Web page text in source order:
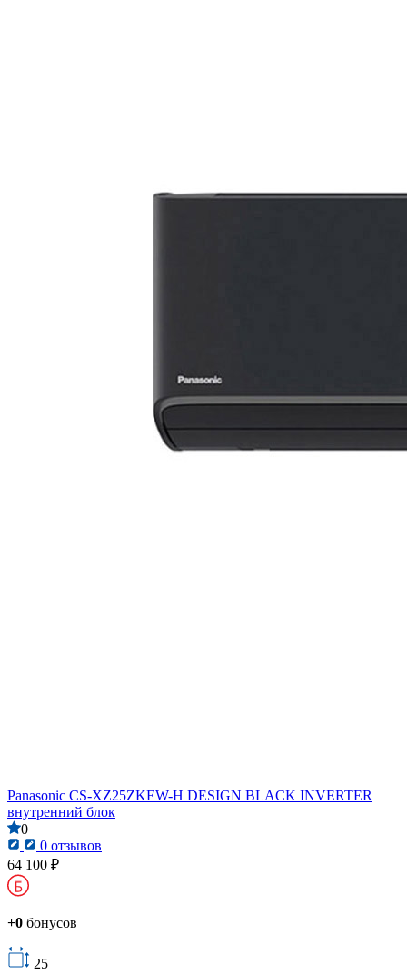
Panasonic CS-XZ25ZKEW-H DESIGN BLACK INVERTER
внутренний блок
0
0 отзывов
64 100 ₽
+0 бонусов
25